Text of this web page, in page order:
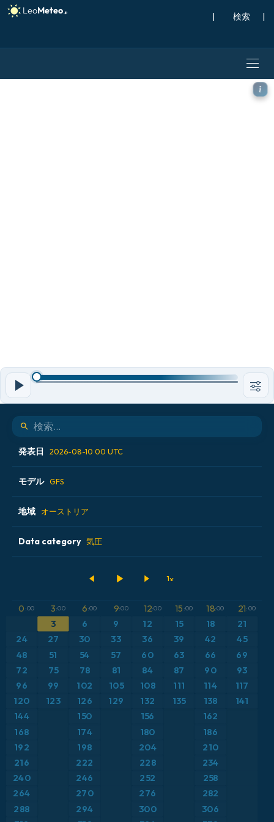
| |
GFS モデル - オーストリア
発表日 2026-08-10 00 UTC
2026-08-09 06 UTC
2026-08-09 12 UTC
2026-08-09 18 UTC
モデル GFS
ALADIN CZ 2.3 km
ECMWF AIFS [AI]
ICON ドイツ 2 km
地域 オーストリア
アイスランド
イギリス
イタリア
オーストリア
ギリシャ
スイス
スカンジナビア
Data category 気圧
気温異常（2m）
気温異常（850hPa）
気温（2m）
気温（850hPa）
積雪深
0 :00 3:00 6:00 9:00 12:00 15 :00 18:00 21:00
3 6 9 12 15 18 21
24 27 30 33 36 39 42
45
48
51 54 57 60 63 66
69
72
75 78 81 84 87 90
93
96
99 102 105 108 111 114 117
120 123 126 129 132 135 138 141
144 150 156
162
168
174 180
186
192
198 204
210
216
222 228 234
240 246 252 258
264 270 276
282
288
294 300
306